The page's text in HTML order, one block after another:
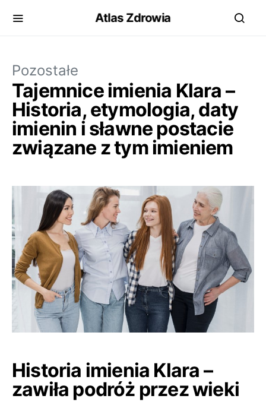
Atlas Zdrowia
Pozostałe
Tajemnice imienia Klara –
Historia, etymologia, daty
imienin i sławne postacie
związane z tym imieniem
Historia imienia Klara –
zawiła podróż przez wieki